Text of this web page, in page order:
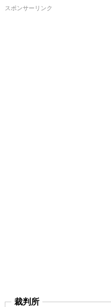
スポンサーリンク
裁判所